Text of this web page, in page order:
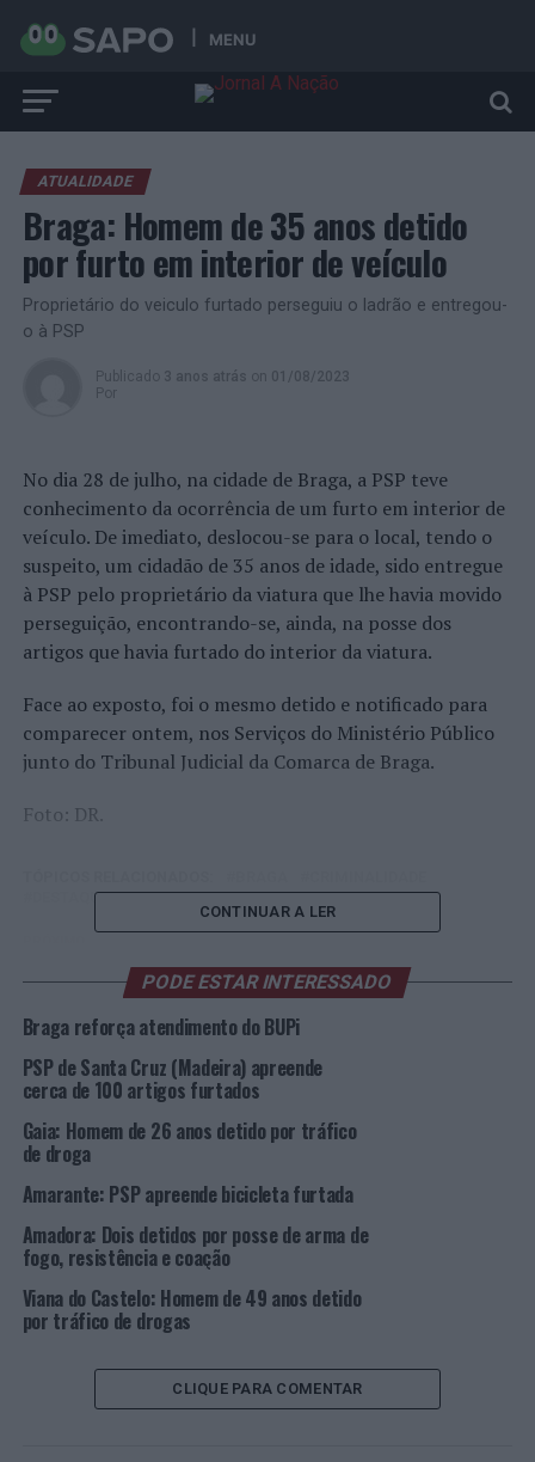
MENU
ATUALIDADE
Braga: Homem de 35 anos detido
por furto em interior de veículo
Proprietário do veiculo furtado perseguiu o ladrão e entregou-
o à PSP
Publicado 3 anos atrás on 01/08/2023
Por
No dia 28 de julho, na cidade de Braga, a PSP teve
conhecimento da ocorrência de um furto em interior de
veículo. De imediato, deslocou-se para o local, tendo o
suspeito, um cidadão de 35 anos de idade, sido entregue
à PSP pelo proprietário da viatura que lhe havia movido
perseguição, encontrando-se, ainda, na posse dos
artigos que havia furtado do interior da viatura.
Face ao exposto, foi o mesmo detido e notificado para
comparecer ontem, nos Serviços do Ministério Público
junto do Tribunal Judicial da Comarca de Braga.
Foto: DR.
DESTAQUE
PSP
Anadia: Avelãs de Caminho com capacidade financeira
reforçada
NÃO PERCA
Braga: Mulher de 47 anos detida por Furto em
Estabelecimento Comercial
CONTINUAR A LER
PODE ESTAR INTERESSADO
Braga reforça atendimento do BUPi
PSP de Santa Cruz (Madeira) apreende
cerca de 100 artigos furtados
Gaia: Homem de 26 anos detido por tráfico
de droga
Amarante: PSP apreende bicicleta furtada
Amadora: Dois detidos por posse de arma de
fogo, resistência e coação
Viana do Castelo: Homem de 49 anos detido
por tráfico de drogas
CLIQUE PARA COMENTAR